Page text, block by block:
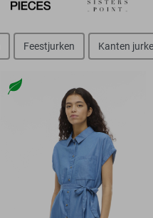
Feestjurken Kanten